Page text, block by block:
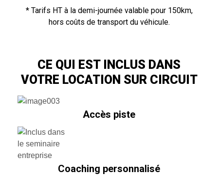
* Tarifs HT à la demi-journée valable pour 150km,
hors coûts de transport du véhicule.
CE QUI EST INCLUS DANS
VOTRE LOCATION SUR CIRCUIT
Accès piste
Coaching personnalisé